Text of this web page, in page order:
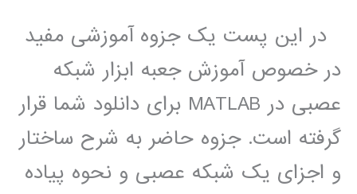
در این پست یک جزوه آموزشی مفید
در خصوص آموزش جعبه ابزار شبکه
عصبی در MATLAB برای دانلود شما قرار
گرفته است. جزوه حاضر به شرح ساختار
و اجزای یک شبکه عصبی و نحوه پیاده